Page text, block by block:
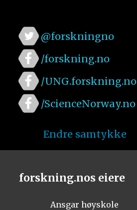
@forskningno
/forskning.no
/UNG.forskning.no
/ScienceNorway.no
Endre samtykke
forskning.nos eiere
Ansgar høyskole